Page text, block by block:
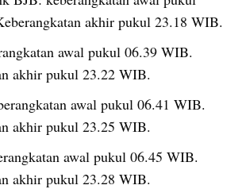
akhir pukul 23.18 WIB.
awal pukul 06.39 WIB.
akhir pukul 23.22 WIB.
awal pukul 06.41 WIB.
akhir pukul 23.25 WIB.
awal pukul 06.45 WIB.
akhir pukul 23.28 WIB.